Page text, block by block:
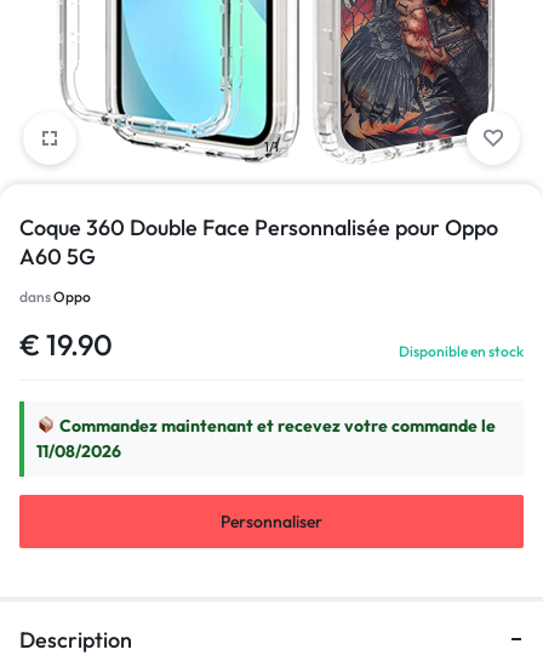
1/1
Coque 360 Double Face Personnalisée pour Oppo
A60 5G
dansOppo
€ 19.90 Disponible en stock
Commandez maintenant et recevez votre commande le
11/08/2026
Personnaliser
Description